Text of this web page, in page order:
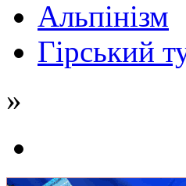
Альпінізм
Гірський
»